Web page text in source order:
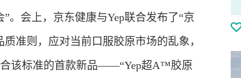
。会上，京东健康与Yep联合发布了“京
准则，应对当前口服胶原市场的乱象，
该标准的首款新品——“Yep超A™胶原